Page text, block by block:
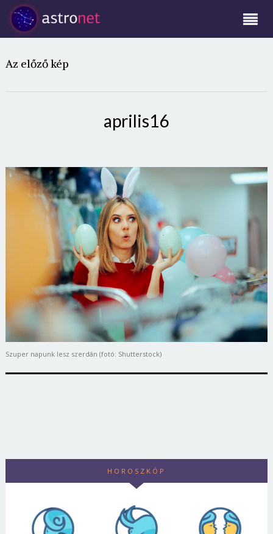
Az előző kép
aprilis16
Szuper napunk lesz szerdán (fotó: Shutterstock)
HOROSZKÓP